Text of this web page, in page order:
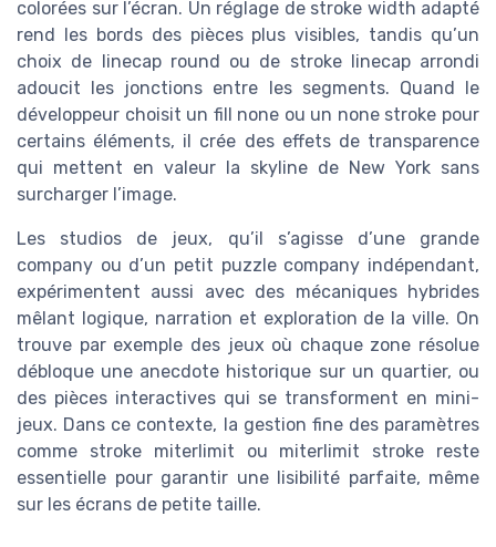
colorées sur l’écran. Un réglage de stroke width adapté
rend les bords des pièces plus visibles, tandis qu’un
choix de linecap round ou de stroke linecap arrondi
adoucit les jonctions entre les segments. Quand le
développeur choisit un fill none ou un none stroke pour
certains éléments, il crée des effets de transparence
qui mettent en valeur la skyline de New York sans
surcharger l’image.
Les studios de jeux, qu’il s’agisse d’une grande
company ou d’un petit puzzle company indépendant,
expérimentent aussi avec des mécaniques hybrides
mêlant logique, narration et exploration de la ville. On
trouve par exemple des jeux où chaque zone résolue
débloque une anecdote historique sur un quartier, ou
des pièces interactives qui se transforment en mini-
jeux. Dans ce contexte, la gestion fine des paramètres
comme stroke miterlimit ou miterlimit stroke reste
essentielle pour garantir une lisibilité parfaite, même
sur les écrans de petite taille.